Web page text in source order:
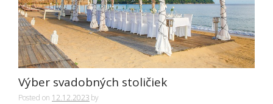
Výber svadobných stoličiek
Posted on 12.12.2023 by